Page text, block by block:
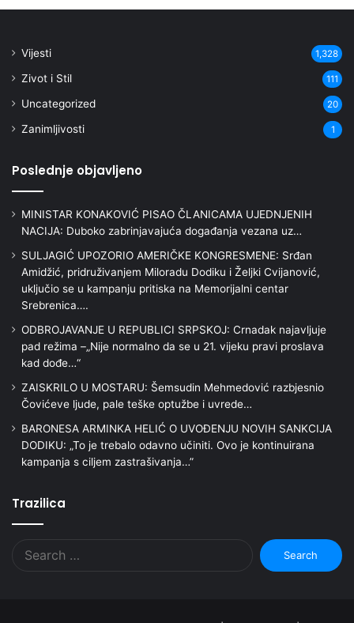
Vijesti 1,328
Zivot i Stil 111
Uncategorized 20
Zanimljivosti 1
Poslednje objavljeno
MINISTAR KONAKOVIĆ PISAO ČLANICAMA UJEDNJENIH
NACIJA: Duboko zabrinjavajuća događanja vezana uz…
SULJAGIĆ UPOZORIO AMERIČKE KONGRESMENE: Srđan
Amidžić, pridruživanjem Miloradu Dodiku i Željki Cvijanović,
uključio se u kampanju pritiska na Memorijalni centar
Srebrenica….
ODBROJAVANJE U REPUBLICI SRPSKOJ: Crnadak najavljuje
pad režima –„Nije normalno da se u 21. vijeku pravi proslava
kad dođe…“
ZAISKRILO U MOSTARU: Šemsudin Mehmedović razbjesnio
Čovićeve ljude, pale teške optužbe i uvrede…
BARONESA ARMINKA HELIĆ O UVOĐENJU NOVIH SANKCIJA
DODIKU: „To je trebalo odavno učiniti. Ovo je kontinuirana
kampanja s ciljem zastrašivanja…”
Trazilica
Search
for: